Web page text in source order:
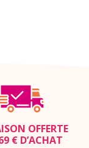
OFFERTE
€ D’ACHAT